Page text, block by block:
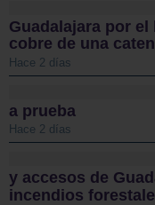
Guadalajara por
cobre de una
Hace 2 días
a prueba
Hace 2 días
y accesos de
incendios